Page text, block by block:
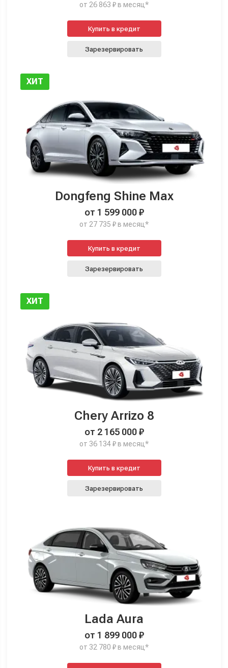
от 26 863 ₽ в месяц*
Купить в кредит
Зарезервировать
ХИТ
Dongfeng Shine Max
от 1 599 000 ₽
от 27 735 ₽ в месяц*
Купить в кредит
Зарезервировать
ХИТ
Chery Arrizo 8
от 2 165 000 ₽
от 36 134 ₽ в месяц*
Купить в кредит
Зарезервировать
Lada Aura
от 1 899 000 ₽
от 32 780 ₽ в месяц*